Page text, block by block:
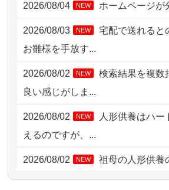
2026/08/03 21:17 愛知県の方から
2026/08/02 18:47 虎ノ門の方から
2026/08/02 09:15 神奈川の方から
2026/08/02 06:46
2026/08/01 19:28 東京都の方から
2026/08/01 17:10 東京都の方から
2026/08/04 NEW ホームページが
2026/08/03 NEW
宅配で送れると
お雛様を手放す...
2026/08/02 NEW
検索結果を複数
良い感じがしま...
2026/08/02 NEW
人形供養はハー
えるのですが、...
2026/08/02 NEW
祖母の人形供養
いただき安心感がある